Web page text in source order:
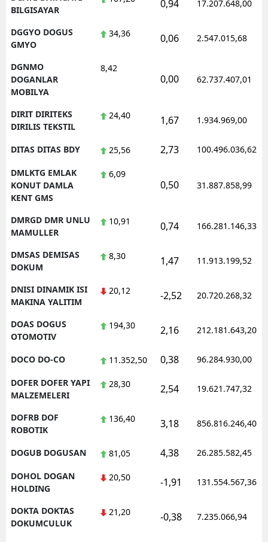
BILGISAYAR
0,94 17.207.648,00
DGGYO DOGUS
GMYO
34,36 0,06 2.547.015,68
DGNMO
DOGANLAR
MOBILYA
8,42
0,00 62.737.407,01
DIRIT DIRITEKS
DIRILIS TEKSTIL
24,40 1,67 1.934.969,00
DITAS DITAS BDY 25,56 2,73 100.496.036,62
DMLKTG EMLAK
KONUT DAMLA
KENT GMS
6,09
0,50 31.887.858,99
DMRGD DMR UNLU
MAMULLER
10,91 0,74 166.281.146,33
DMSAS DEMISAS
DOKUM
8,30 1,47 11.913.199,52
DNISI DINAMIK ISI
MAKINA YALITIM
20,12 -2,52 20.720.268,32
DOAS DOGUS
OTOMOTIV
194,30 2,16 212.181.643,20
DOCO DO-CO 11.352,50 0,38 96.284.930,00
DOFER DOFER YAPI
MALZEMELERI
28,30 2,54 19.621.747,32
DOFRB DOF
ROBOTIK
136,40 3,18 856.816.246,40
DOGUB DOGUSAN 81,05 4,38 26.285.582,45
DOHOL DOGAN
HOLDING
20,50 -1,91 131.554.567,36
DOKTA DOKTAS
DOKUMCULUK
21,20 -0,38 7.235.066,94